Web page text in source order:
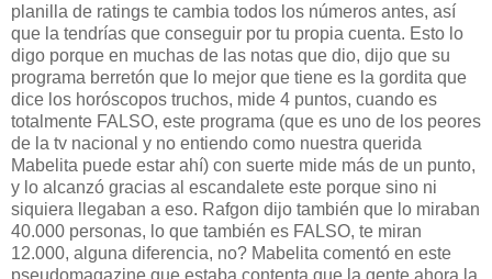
planilla de ratings te cambia todos los números antes, así
que la tendrías que conseguir por tu propia cuenta. Esto lo
digo porque en muchas de las notas que dio, dijo que su
programa berretón que lo mejor que tiene es la gordita que
dice los horóscopos truchos, mide 4 puntos, cuando es
totalmente FALSO, este programa (que es uno de los peores
de la tv nacional y no entiendo como nuestra querida
Mabelita puede estar ahí) con suerte mide más de un punto,
y lo alcanzó gracias al escandalete este porque sino ni
siquiera llegaban a eso. Rafgon dijo también que lo miraban
40.000 personas, lo que también es FALSO, te miran
12.000, alguna diferencia, no? Mabelita comentó en este
pseudomagazine que estaba contenta que la gente ahora la